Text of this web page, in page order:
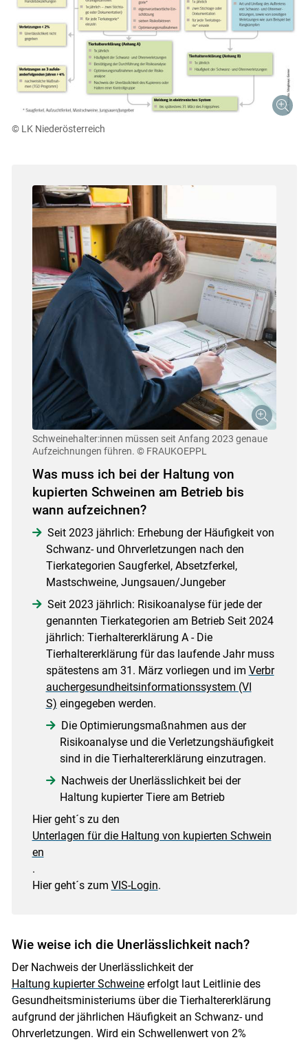
© LK Niederösterreich
Schweinehalter:innen müssen seit Anfang 2023 genaue
Aufzeichnungen führen. © FRAUKOEPPL
Was muss ich bei der Haltung von
kupierten Schweinen am Betrieb bis
wann aufzeichnen?
Seit 2023 jährlich: Erhebung der Häufigkeit von
Schwanz- und Ohrverletzungen nach den
Tierkategorien Saugferkel, Absetzferkel,
Mastschweine, Jungsauen/Jungeber
Seit 2023 jährlich: Risikoanalyse für jede der
genannten Tierkategorien am Betrieb Seit 2024
jährlich: Tierhaltererklärung A - Die
Tierhaltererklärung für das laufende Jahr muss
spätestens am 31. März vorliegen und im Verbr
auchergesundheitsinformationssystem (VI
S) eingegeben werden.
Die Optimierungsmaßnahmen aus der
Risikoanalyse und die Verletzungshäufigkeit
sind in die Tierhaltererklärung einzutragen.
Nachweis der Unerlässlichkeit bei der
Haltung kupierter Tiere am Betrieb
Hier geht´s zu den
Unterlagen für die Haltung von kupierten Schwein
en
.
Hier geht´s zum VIS-Login.
Wie weise ich die Unerlässlichkeit nach?
Der Nachweis der Unerlässlichkeit der
Haltung kupierter Schweineerfolgt laut Leitlinie des
Gesundheitsministeriums über die Tierhaltererklärung
aufgrund der jährlichen Häufigkeit an Schwanz- und
Ohrverletzungen. Wird ein Schwellenwert von 2%